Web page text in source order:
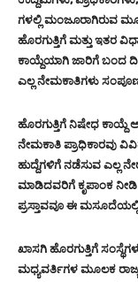
ಗಳಲ್ಲಿ ಮಂಜೂರಾಗಿರುವ
ಹೊರಗುತ್ತಿಗೆ ಮತ್ತು ಇತರ
ಕಾಯ್ದೆಯಾಗಿ ಜಾರಿಗೆ ಬಂದ
ಎಲ್ಲ ನೇಮಕಾತಿಗಳು
ಹೊರಗುತ್ತಿಗೆ ನಿಷೇಧ ಕಾಯ್ದೆ
ನೇಮಕಾತಿ ಪ್ರಾಧಿಕಾರವು
ಹುದ್ದೆಗಳಿಗೆ ನಡೆಸುವ ಎಲ್ಲ
ಮಾಡಿದವರಿಗೆ ಕೃಪಾಂಕ
ಪ್ರಸ್ತಾವವೂ ಈ
ಖಾಸಗಿ ಹೊರಗುತ್ತಿಗೆ
ಮಧ್ಯವರ್ತಿಗಳ ಮೂಲಕ